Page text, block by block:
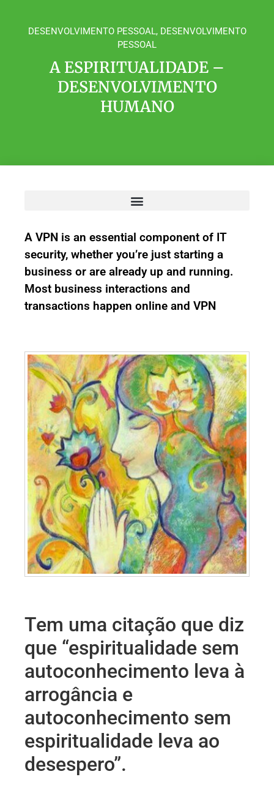
DESENVOLVIMENTO PESSOAL, DESENVOLVIMENTO
PESSOAL
A ESPIRITUALIDADE –
DESENVOLVIMENTO
HUMANO
A VPN is an essential component of IT
security, whether you’re just starting a
business or are already up and running.
Most business interactions and
transactions happen online and VPN
Tem uma citação que diz
que “espiritualidade sem
autoconhecimento leva à
arrogância e
autoconhecimento sem
espiritualidade leva ao
desespero”.